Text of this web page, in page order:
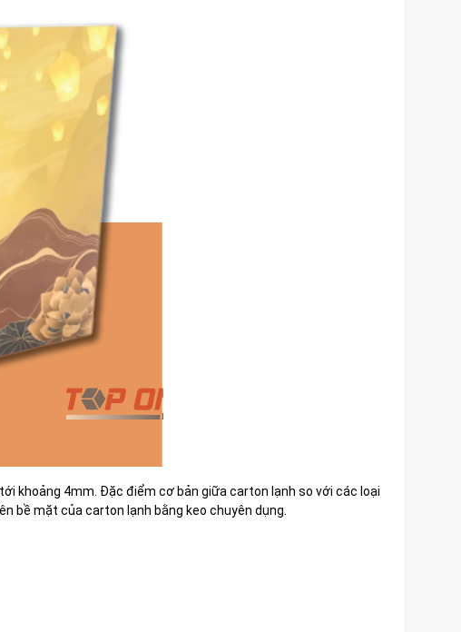
khoảng 4mm. Đặc điểm cơ bản giữa carton lạnh so với các loại
bề mặt của carton lạnh bằng keo chuyên dụng.